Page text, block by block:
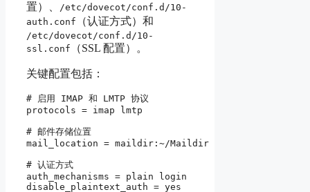
置）、
/etc/dovecot/conf.d/10-
auth.conf
（认证方式）和
/etc/dovecot/conf.d/10-
ssl.conf
（SSL 配置）。
关键配置包括：
# 启用 IMAP 和 LMTP 协议
protocols = imap lmtp
# 邮件存储位置
mail_location = maildir:~/Maildir
# 认证方式
auth_mechanisms = plain login
disable_plaintext_auth = yes